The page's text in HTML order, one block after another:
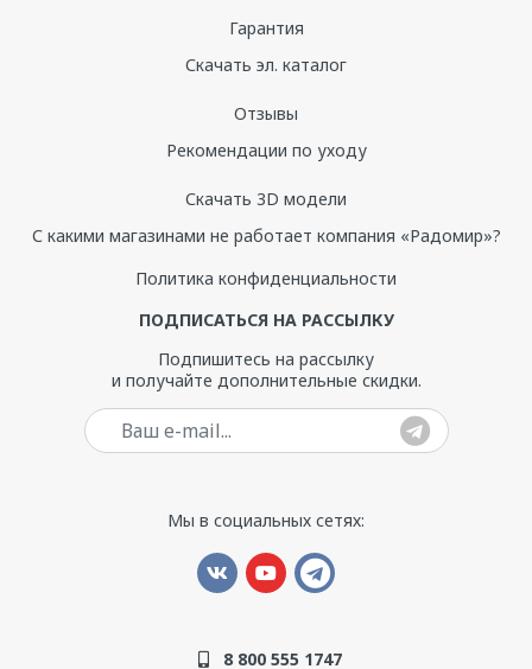
Гарантия
Скачать эл. каталог
Отзывы
Рекомендации по уходу
Скачать 3D модели
С какими магазинами не работает компания «Радомир»?
Политика конфиденциальности
ПОДПИСАТЬСЯ НА РАССЫЛКУ
Подпишитесь на рассылку
и получайте дополнительные скидки.
Мы в социальных сетях:
8 800 555 1747